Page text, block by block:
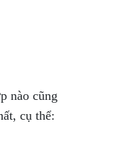
nào cũng
cụ thể: